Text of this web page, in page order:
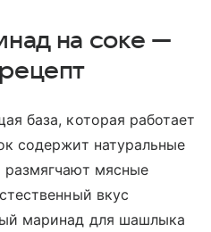
на соке —
база, которая работает
содержит натуральные
размягчают мясные
вкус
маринад для шашлыка